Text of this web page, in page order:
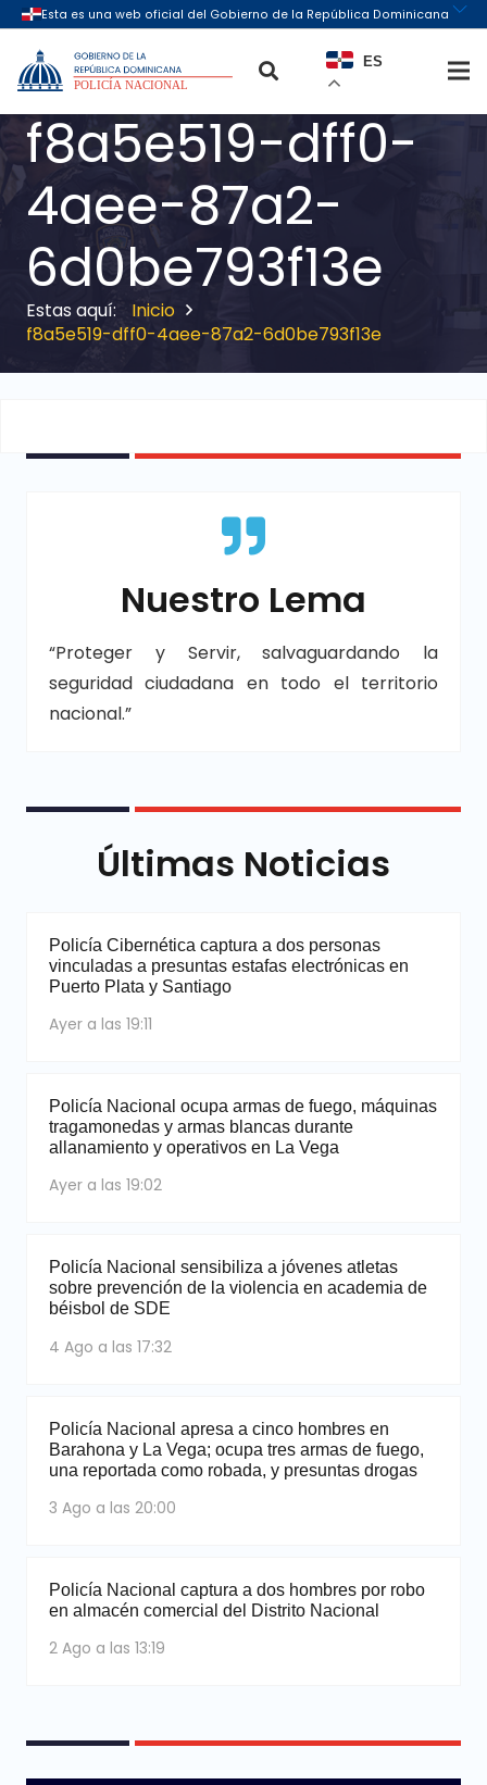
ES
f8a5e519-dff0-
4aee-87a2-
6d0be793f13e
Inicio
f8a5e519-dff0-4aee-87a2-6d0be793f13e
Nuestro Lema
“Proteger y Servir, salvaguardando la
seguridad ciudadana en todo el territorio
nacional.”
Últimas Noticias
Policía Cibernética captura a dos personas
vinculadas a presuntas estafas electrónicas en
Puerto Plata y Santiago
Ayer a las 19:11
Policía Nacional ocupa armas de fuego, máquinas
tragamonedas y armas blancas durante
allanamiento y operativos en La Vega
Ayer a las 19:02
Policía Nacional sensibiliza a jóvenes atletas
sobre prevención de la violencia en academia de
béisbol de SDE
4 Ago a las 17:32
Policía Nacional apresa a cinco hombres en
Barahona y La Vega; ocupa tres armas de fuego,
una reportada como robada, y presuntas drogas
3 Ago a las 20:00
Policía Nacional captura a dos hombres por robo
en almacén comercial del Distrito Nacional
2 Ago a las 13:19